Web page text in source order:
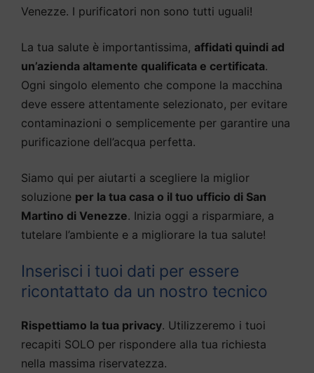
Venezze. I purificatori non sono tutti uguali!
La tua salute è importantissima, affidati quindi ad
un’azienda altamente qualificata e certificata.
Ogni singolo elemento che compone la macchina
deve essere attentamente selezionato, per evitare
contaminazioni o semplicemente per garantire una
purificazione dell’acqua perfetta.
Siamo qui per aiutarti a scegliere la miglior
soluzione per la tua casa o il tuo ufficio di San
Martino di Venezze. Inizia oggi a risparmiare, a
tutelare l’ambiente e a migliorare la tua salute!
Inserisci i tuoi dati per essere
ricontattato da un nostro tecnico
Rispettiamo la tua privacy. Utilizzeremo i tuoi
recapiti SOLO per rispondere alla tua richiesta
nella massima riservatezza.